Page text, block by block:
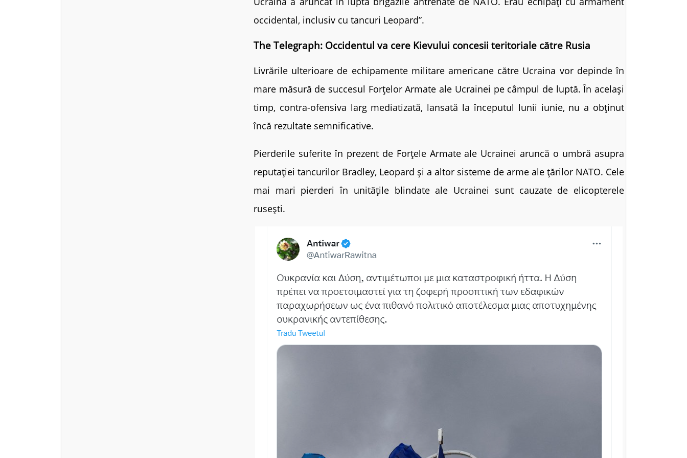
occidental, inclusiv cu tancuri Leopard”.
The Telegraph: Occidentul va cere Kievului concesii teritoriale către Rusia
Livrările ulterioare de echipamente militare americane către Ucraina vor depinde în
mare măsură de succesul Forțelor Armate ale Ucrainei pe câmpul de luptă. În același
timp, contra-ofensiva larg mediatizată, lansată la începutul lunii iunie, nu a obținut
încă rezultate semnificative.
Pierderile suferite în prezent de Forțele Armate ale Ucrainei aruncă o umbră asupra
reputației tancurilor Bradley, Leopard și a altor sisteme de arme ale țărilor NATO. Cele
mai mari pierderi în unitățile blindate ale Ucrainei sunt cauzate de elicopterele
rusești.